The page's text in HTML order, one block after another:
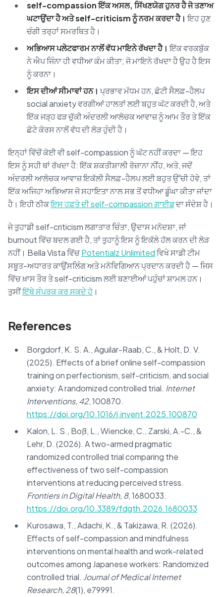
self-compassion ਇੱਕ ਅਸਲ, ਸਿੱਖਣਯੋਗ ਹੁਨਰ ਹੈ ਜੋ ਤਣਾਅ
ਘਟਾਉਂਦਾ ਹੈ ਅਤੇ self-criticism ਨੂੰ ਨਰਮ ਕਰਦਾ ਹੈ। ਇਹ ਹੁਣ
ਚੰਗੀ ਤਰ੍ਹਾਂ ਸਮਰਥਿਤ ਹੈ।
ਅਭਿਆਸ ਪਲੇਟਫਾਰਮ ਨਾਲੋਂ ਵੱਧ ਮਾਇਨੇ ਰੱਖਦਾ ਹੈ। ਇੱਕ ਵਰਕਬੁੱਕ
ਨੇ ਐਪ ਜਿੰਨਾ ਹੀ ਵਧੀਆ ਕੰਮ ਕੀਤਾ; ਜੋ ਮਾਇਨੇ ਰੱਖਦਾ ਹੈ ਉਹ ਹੈ ਇਸ
ਨੂੰ ਕਰਨਾ।
ਇਸ ਦੀਆਂ ਸੀਮਾਵਾਂ ਹਨ। ਪ੍ਰਭਾਵ ਮੱਧਮ ਹਨ, ਛੋਟੀ ਸੈਲਫ਼-ਹੈਲਪ
social anxiety ਵਰਗੀਆਂ ਹਾਲਤਾਂ ਲਈ ਬਹੁਤ ਘੱਟ ਕਰਦੀ ਹੈ, ਅਤੇ
ਇੱਕ ਜੜ੍ਹ ਫੜ ਚੁੱਕੀ ਅੰਦਰਲੀ ਆਲੋਚਕ ਆਵਾਜ਼ ਨੂੰ ਆਮ ਤੌਰ ਤੇ ਇੱਕ
ਛੋਟੇ ਕੋਰਸ ਨਾਲੋਂ ਵੱਧ ਦੀ ਲੋੜ ਹੁੰਦੀ ਹੈ।
ਇਨ੍ਹਾਂ ਵਿੱਚੋਂ ਕੋਈ ਵੀ self-compassion ਨੂੰ ਘੱਟ ਨਹੀਂ ਕਰਦਾ — ਇਹ
ਇਸ ਨੂੰ ਸਹੀ ਥਾਂ ਰੱਖਦਾ ਹੈ: ਇੱਕ ਸ਼ਕਤੀਸ਼ਾਲੀ ਰੋਜ਼ਾਨਾ ਨੀਂਹ, ਅਤੇ, ਜਦੋਂ
ਅੰਦਰਲੀ ਆਲੋਚਕ ਆਵਾਜ਼ ਇਕੱਲੀ ਸੈਲਫ਼-ਹੈਲਪ ਲਈ ਬਹੁਤ ਉੱਚੀ ਹੋਵੇ, ਤਾਂ
ਇੱਕ ਅਜਿਹਾ ਅਭਿਆਸ ਜੋ ਸਹਾਇਤਾ ਨਾਲ ਸਭ ਤੋਂ ਵਧੀਆ ਡੂੰਘਾ ਕੀਤਾ ਜਾਂਦਾ
ਹੈ। ਇਹੀ ਠੀਕਇਸ ਹਫ਼ਤੇ ਦੀ self-compassion ਗਾਈਡਦਾ ਸੰਦੇਸ਼ ਹੈ।
ਜੇ ਤੁਹਾਡੀ self-criticism ਲਗਾਤਾਰ ਚਿੰਤਾ, ਉਦਾਸ ਮਨੋਦਸ਼ਾ, ਜਾਂ
burnout ਵਿੱਚ ਬਦਲ ਗਈ ਹੈ, ਤਾਂ ਤੁਹਾਨੂੰ ਇਸ ਨੂੰ ਇਕੱਲੇ ਹੱਲ ਕਰਨ ਦੀ ਲੋੜ
ਨਹੀਂ। Bella Vista ਵਿੱਚPotentialz Unlimitedਵਿਖੇ ਸਾਡੀ ਟੀਮ
ਸਬੂਤ-ਅਧਾਰਤ ਕਾਉਂਸਲਿੰਗ ਅਤੇ ਮਨੋਵਿਗਿਆਨ ਪ੍ਰਦਾਨ ਕਰਦੀ ਹੈ — ਜਿਸ
ਵਿੱਚ ਖ਼ਾਸ ਤੌਰ ਤੇ self-criticism ਲਈ ਬਣਾਈਆਂ ਪਹੁੰਚਾਂ ਸ਼ਾਮਲ ਹਨ।
ਤੁਸੀਂਇੱਥੇ ਸੰਪਰਕ ਕਰ ਸਕਦੇ ਹੋ ।
References
Borgdorf, K. S. A., Aguilar-Raab, C., & Holt, D. V.
(2025). Effects of a brief online self-compassion
training on perfectionism, self-criticism, and social
anxiety: A randomized controlled trial. Internet
Interventions, 42, 100870.
https://doi.org/10.1016/j.invent.2025.100870
Kalon, L. S., Boß, L., Wiencke, C., Zarski, A.-C., &
Lehr, D. (2026). A two-armed pragmatic
randomized controlled trial comparing the
effectiveness of two self-compassion
interventions at reducing perceived stress.
Frontiers in Digital Health, 8, 1680033.
https://doi.org/10.3389/fdgth.2026.1680033
Kurosawa, T., Adachi, K., & Takizawa, R. (2026).
Effects of self-compassion and mindfulness
interventions on mental health and work-related
outcomes among Japanese workers: Randomized
controlled trial. Journal of Medical Internet
Research, 28(1), e79991.